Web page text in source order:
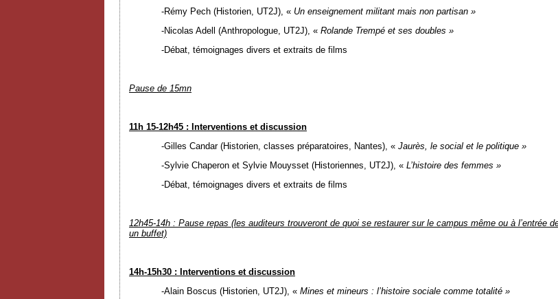
-Rémy Pech (Historien, UT2J), « Un enseignement militant mais non partisan »
-Nicolas Adell (Anthropologue, UT2J), «Rolande Trempé et ses doubles »
-Débat, témoignages divers et extraits de films
Pause de 15mn
11h 15-12h45 : Interventions et discussion
-Gilles Candar (Historien, classes préparatoires, Nantes), «Jaurès, le social et le politique »
-Sylvie Chaperon et Sylvie Mouysset (Historiennes, UT2J), «L’histoire des femmes »
-Débat, témoignages divers et extraits de films
12h45-14h : Pause repas (les auditeurs trouveront de quoi se restaurer sur le campus même ou à
un buffet)
14h-15h30 : Interventions et discussion
-Alain Boscus (Historien, UT2J), «Mines et mineurs : l’histoire sociale comme totalité »